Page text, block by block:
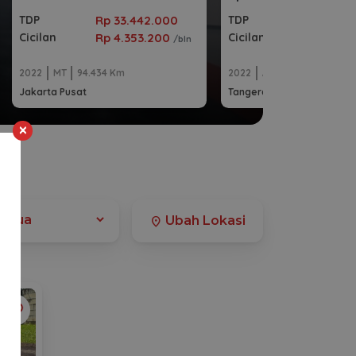
TDP Rp 33.442.000
Cicilan Rp 4.353.200 /bln
2022 MT
94.434 Km
Jakarta Pusat
TDP
Cicilan
2022 AT
Tangerang Selatan Kota
location_on Ubah Lokasi
×